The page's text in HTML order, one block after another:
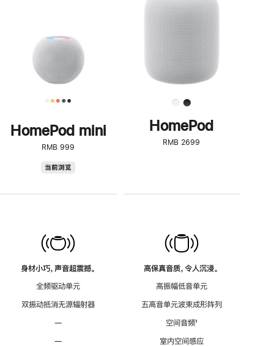
HomePod mini
RMB 999
当前浏览
身材小巧，声音超震撼。
全频驱动单元
双振动抵消无源辐射器
—
—
了
解
HomePod<
HomePod
RMB 2699
高保真音质，令人沉浸。
高振幅低音单元
五高音单元波束成形阵列
空间音频脚
¹
室内空间感应